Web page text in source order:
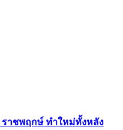
าชพฤกษ์ ทำใหม่ทั้งหลัง